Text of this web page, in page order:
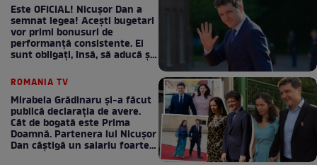
Este OFICIAL! Nicușor Dan a
semnat legea! Acești bugetari
vor primi bonusuri de
performanță consistente. Ei
sunt obligați, însă, să aducă și
ROMANIA TV
Mirabela Grădinaru și-a făcut
publică declarația de avere.
Cât de bogată este Prima
Doamnă. Partenera lui Nicușor
Dan câștigă un salariu foarte